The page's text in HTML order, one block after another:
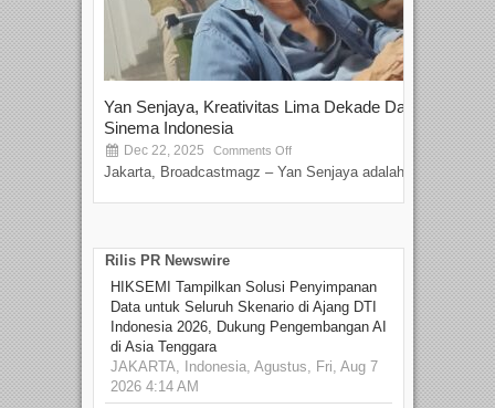
Yan Senjaya, Kreativitas Lima Dekade Dalam
Sinema Indonesia
Dec 22, 2025 Comments Off
Jakarta, Broadcastmagz – Yan Senjaya adalah...
Rilis PR Newswire
HIKSEMI Tampilkan Solusi Penyimpanan
Data untuk Seluruh Skenario di Ajang DTI
Indonesia 2026, Dukung Pengembangan AI
di Asia Tenggara
JAKARTA, Indonesia, Agustus, Fri, Aug 7
2026 4:14 AM